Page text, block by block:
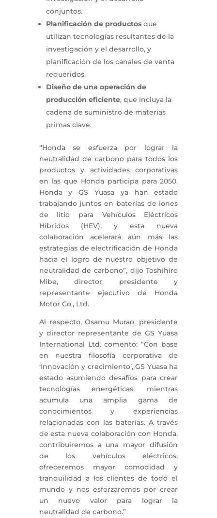
conjuntos.
Planificación de productosque
utilizan tecnologías resultantes de la
investigación y el desarrollo, y
planificación de los canales de venta
requeridos.
Diseño de una operación de
producción eficiente, que incluya la
cadena de suministro de materias
primas clave.
“Honda se esfuerza por lograr la
neutralidad de carbono para todos los
productos y actividades corporativas
en las que Honda participa para 2050.
Honda y GS Yuasa ya han estado
trabajando juntos en baterías de iones
de litio para Vehículos Eléctricos
Híbridos (HEV), y esta nueva
colaboración acelerará aún más las
estrategias de electrificación de Honda
hacia el logro de nuestro objetivo de
neutralidad de carbono”, dijo Toshihiro
Mibe, director, presidente y
representante ejecutivo de Honda
Motor Co., Ltd.
Al respecto, Osamu Murao, presidente
y director representante de GS Yuasa
International Ltd. comentó: “Con base
en nuestra filosofía corporativa de
‘Innovación y crecimiento’, GS Yuasa ha
estado asumiendo desafíos para crear
tecnologías energéticas, mientras
acumula una amplia gama de
conocimientos y experiencias
relacionadas con las baterías. A través
de esta nueva colaboración con Honda,
contribuiremos a una mayor difusión
de los vehículos eléctricos,
ofreceremos mayor comodidad y
tranquilidad a los clientes de todo el
mundo y nos esforzaremos por crear
un nuevo valor para lograr la
neutralidad de carbono.”